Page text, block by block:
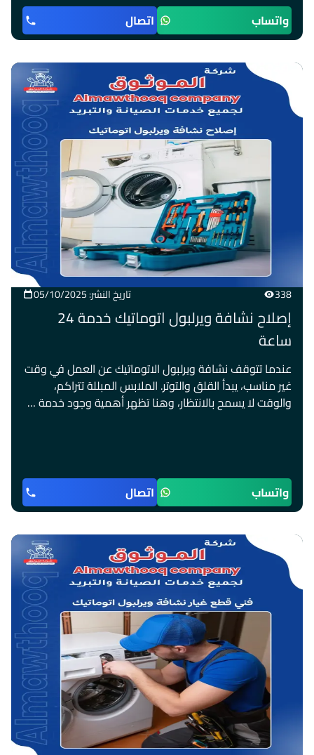
واتساب اتصال
338 تاريخ النشر: 05/10/2025
إصلاح نشافة ويرلبول اتوماتيك خدمة 24
ساعة
عندما تتوقف نشافة ويرلبول الاتوماتيك عن العمل في وقت
غير مناسب، يبدأ القلق والتوتر. الملابس المبللة تتراكم،
والوقت لا يسمح بالانتظار، وهنا تظهر أهمية وجود خدمة …
واتساب اتصال